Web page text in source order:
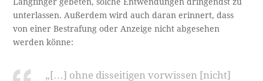
unterlassen. Außerdem wird auch daran erinnert, dass
von einer Bestrafung oder Anzeige nicht abgesehen
werden könne:
„[…] ohne disseitigen vorwissen [nicht]